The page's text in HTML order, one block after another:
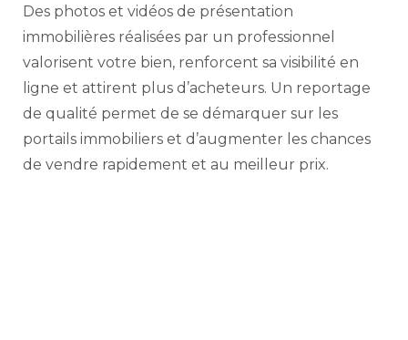
Des photos et vidéos de présentation
immobilières réalisées par un professionnel
valorisent votre bien, renforcent sa visibilité en
ligne et attirent plus d’acheteurs. Un reportage
de qualité permet de se démarquer sur les
portails immobiliers et d’augmenter les chances
de vendre rapidement et au meilleur prix.